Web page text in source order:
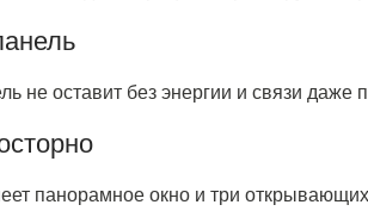
не оставит без энергии и связи
панорамное окно и три